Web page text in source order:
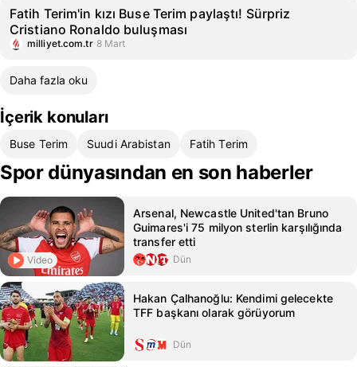
Fatih Terim'in kızı Buse Terim paylaştı! Sürpriz
Cristiano Ronaldo buluşması
milliyet.com.tr 8 Mart
Daha fazla oku
İçerik konuları
Buse Terim Suudi Arabistan Fatih Terim
Spor dünyasından en son haberler
Video
Arsenal, Newcastle United'tan Bruno
Guimares'i 75 milyon sterlin karşılığında
transfer etti
Dün
Hakan Çalhanoğlu: Kendimi gelecekte
TFF başkanı olarak görüyorum
Dün